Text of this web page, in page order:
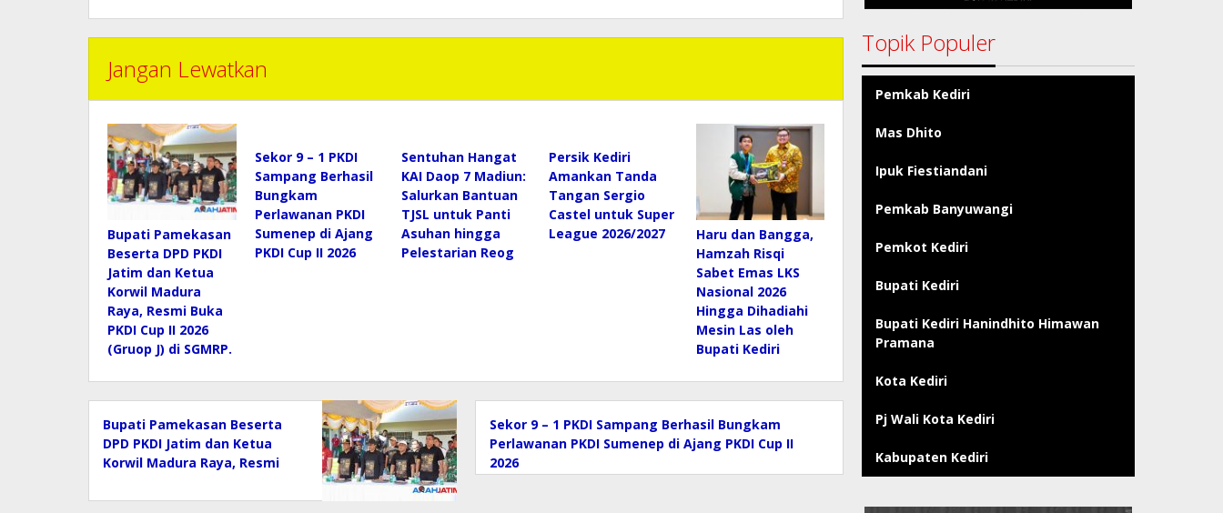
Jangan Lewatkan
Bupati Pamekasan
Beserta DPD PKDI
Jatim dan Ketua
Korwil Madura
Raya, Resmi Buka
PKDI Cup II 2026
(Gruop J) di SGMRP.
Sekor 9 – 1 PKDI
Sampang Berhasil
Bungkam
Perlawanan PKDI
Sumenep di Ajang
PKDI Cup II 2026
Sentuhan Hangat
KAI Daop 7 Madiun:
Salurkan Bantuan
TJSL untuk Panti
Asuhan hingga
Pelestarian Reog
Persik Kediri
Amankan Tanda
Tangan Sergio
Castel untuk Super
League 2026/2027
Haru dan Bangga,
Hamzah Risqi
Sabet Emas LKS
Nasional 2026
Hingga Dihadiahi
Mesin Las oleh
Bupati Kediri
Bupati Pamekasan Beserta
DPD PKDI Jatim dan Ketua
Korwil Madura Raya, Resmi
J) di SGMRP.
Sekor 9 – 1 PKDI Sampang Berhasil Bungkam
Perlawanan PKDI Sumenep di Ajang PKDI Cup II
2026
Topik Populer
Pemkab Kediri
Mas Dhito
Ipuk Fiestiandani
Pemkab Banyuwangi
Pemkot Kediri
Bupati Kediri
Bupati Kediri Hanindhito Himawan
Pramana
Kota Kediri
Pj Wali Kota Kediri
Kabupaten Kediri